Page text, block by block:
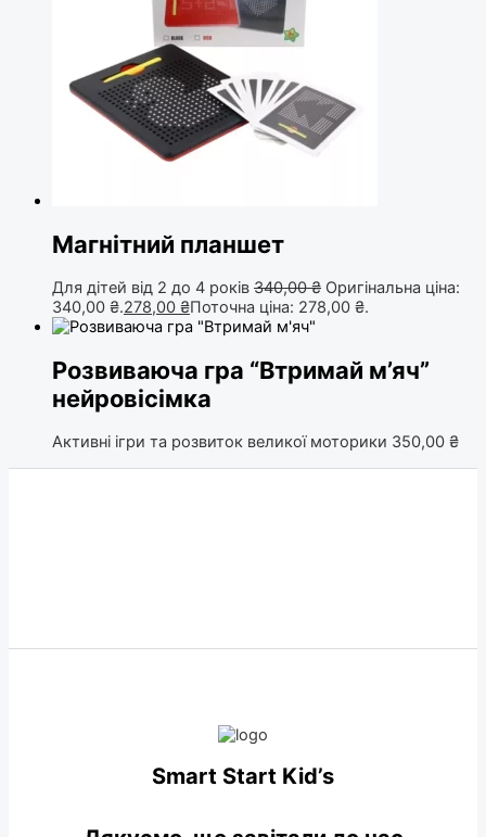
Магнітний планшет
Для дітей від 2 до 4 років 340,00₴ Оригінальна ціна:
340,00 ₴.278,00 ₴Поточна ціна: 278,00 ₴.
Розвиваюча гра “Втримай м’яч”
нейровісімка
Активні ігри та розвиток великої моторики 350,00 ₴
Smart Start Kid’s